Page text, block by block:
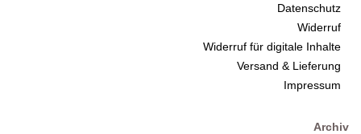
Datenschutz
Widerruf
Widerruf für digitale Inhalte
Versand & Lieferung
Impressum
Archiv